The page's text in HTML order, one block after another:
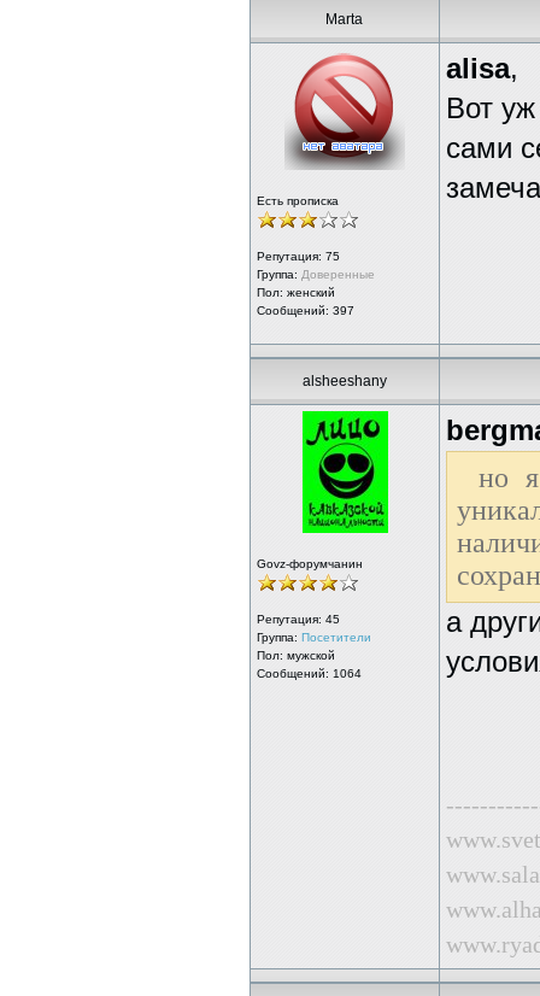
Marta
Есть прописка
Репутация: 75
Группа: Доверенные
Пол: женский
Сообщений: 397
alisa,
Вот
сами
alsheeshany
Govz-форумчанин
Репутация: 45
Группа: Посетители
Пол: мужской
Сообщений: 1064
но
а